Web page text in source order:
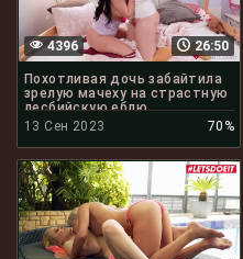
26:50
4396
Похотливая дочь забайтила
зрелую мачеху на страстную
лесбийскую еблю
13 Сен 2023
70%